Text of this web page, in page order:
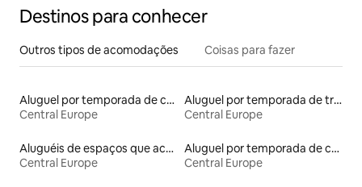
Destinos para conhecer
Outros tipos de acomodações Coisas para fazer
Aluguel por temporada de castelos
Central Europe
Aluguel por temporada de trailers
Central Europe
Aluguéis de espaços que aceitam animais de estimação
Central Europe
Aluguel por temporada de cavernas
Central Europe